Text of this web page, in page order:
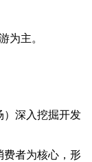
为主。
）深入挖掘开发
费者为核心，形